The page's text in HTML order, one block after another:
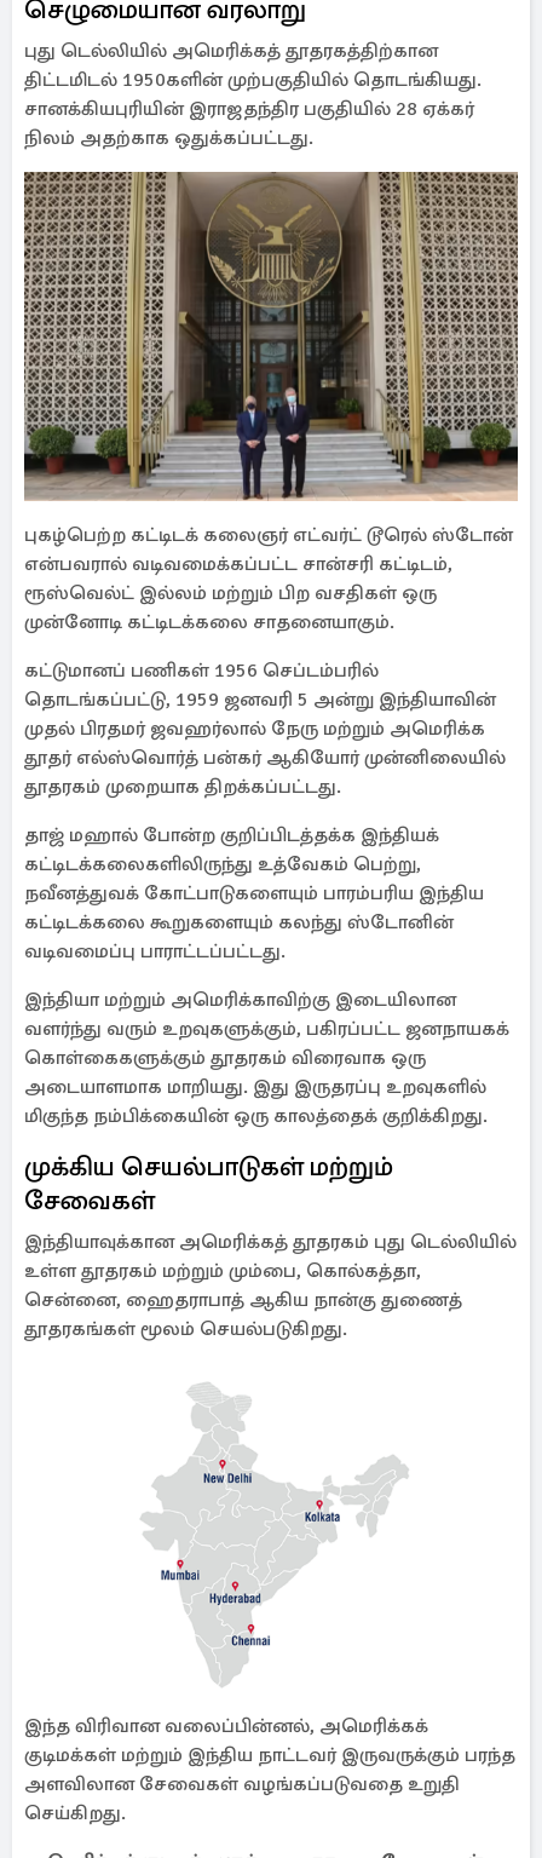
செழுமையான வரலாறு
புது டெல்லியில் அமெரிக்கத் தூதரகத்திற்கான
திட்டமிடல் 1950களின் முற்பகுதியில் தொடங்கியது.
சானக்கியபுரியின் இராஜதந்திர பகுதியில் 28 ஏக்கர்
நிலம் அதற்காக ஒதுக்கப்பட்டது.
புகழ்பெற்ற கட்டிடக் கலைஞர் எட்வர்ட் டூரெல் ஸ்டோன்
என்பவரால் வடிவமைக்கப்பட்ட சான்சரி கட்டிடம்,
ரூஸ்வெல்ட் இல்லம் மற்றும் பிற வசதிகள் ஒரு
முன்னோடி கட்டிடக்கலை சாதனையாகும்.
கட்டுமானப் பணிகள் 1956 செப்டம்பரில்
தொடங்கப்பட்டு, 1959 ஜனவரி 5 அன்று இந்தியாவின்
முதல் பிரதமர் ஜவஹர்லால் நேரு மற்றும் அமெரிக்க
தூதர் எல்ஸ்வொர்த் பன்கர் ஆகியோர் முன்னிலையில்
தூதரகம் முறையாக திறக்கப்பட்டது.
தாஜ் மஹால் போன்ற குறிப்பிடத்தக்க இந்தியக்
கட்டிடக்கலைகளிலிருந்து உத்வேகம் பெற்று,
நவீனத்துவக் கோட்பாடுகளையும் பாரம்பரிய இந்திய
கட்டிடக்கலை கூறுகளையும் கலந்து ஸ்டோனின்
வடிவமைப்பு பாராட்டப்பட்டது.
இந்தியா மற்றும் அமெரிக்காவிற்கு இடையிலான
வளர்ந்து வரும் உறவுகளுக்கும், பகிரப்பட்ட ஜனநாயகக்
கொள்கைகளுக்கும் தூதரகம் விரைவாக ஒரு
அடையாளமாக மாறியது. இது இருதரப்பு உறவுகளில்
மிகுந்த நம்பிக்கையின் ஒரு காலத்தைக் குறிக்கிறது.
முக்கிய செயல்பாடுகள் மற்றும்
சேவைகள்
இந்தியாவுக்கான அமெரிக்கத் தூதரகம் புது டெல்லியில்
உள்ள தூதரகம் மற்றும் மும்பை, கொல்கத்தா,
சென்னை, ஹைதராபாத் ஆகிய நான்கு துணைத்
தூதரகங்கள் மூலம் செயல்படுகிறது.
இந்த விரிவான வலைப்பின்னல், அமெரிக்கக்
குடிமக்கள் மற்றும் இந்திய நாட்டவர் இருவருக்கும் பரந்த
அளவிலான சேவைகள் வழங்கப்படுவதை உறுதி
செய்கிறது.